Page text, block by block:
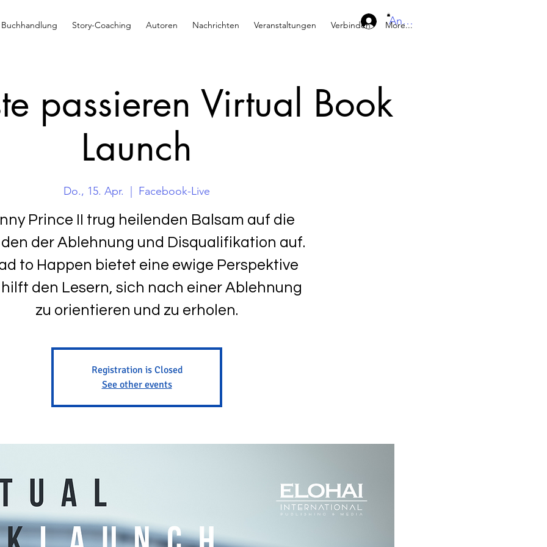
Buchhandlung Story-Coaching Autoren Nachrichten Veranstaltungen Verbinden More...
Anmelden
passieren Virtual Book
Launch
Do., 15. Apr. Facebook-Live
Prince II trug heilenden Balsam auf die
der Ablehnung und Disqualifikation auf.
to Happen bietet eine ewige Perspektive
den Lesern, sich nach einer Ablehnung
zu orientieren und zu erholen.
Registration is Closed
See other events